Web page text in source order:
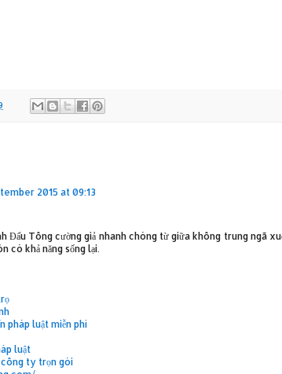
2015 at 09:13
Đấu Tông cường giả nhanh chóng từ giữa không trung ngã
có khả năng sống lại.
pháp luật miễn phí
luật
ty trọn gói